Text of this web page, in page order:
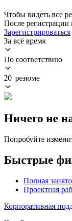
Чтобы видеть все
После
Зарегистрироваться
За всё время
По соответствию
20 резюме
Ничего не
Попробуйте
Быстрые
Полная
Проектная
Корпоративная